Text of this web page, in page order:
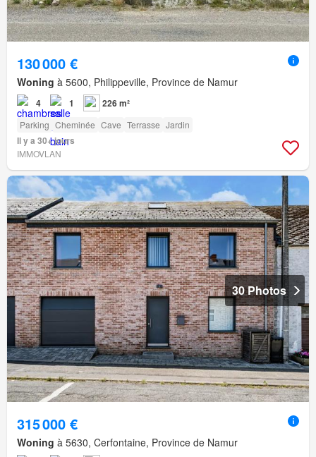
130 000 €
Woning à 5600, Philippeville, Province de Namur
4 1 226 m²
Parking Cheminée Cave Terrasse Jardin
Il y a 30+ jours
IMMOVLAN
30 Photos
315 000 €
Woning à 5630, Cerfontaine, Province de Namur